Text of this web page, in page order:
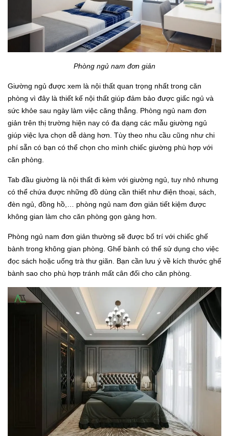
Phòng ngủ nam đơn giản
Giường ngủ được xem là nội thất quan trọng nhất trong căn
phòng vì đây là thiết kế nội thất giúp đảm bảo được giấc ngủ và
sức khỏe sau ngày làm việc căng thẳng. Phòng ngủ nam đơn
giản trên thị trường hiện nay có đa dạng các mẫu giường ngủ
giúp việc lựa chọn dễ dàng hơn. Tùy theo nhu cầu cũng như chi
phí sẵn có bạn có thể chọn cho mình chiếc giường phù hợp với
căn phòng.
Tab đầu giường là nội thất đi kèm với giường ngủ, tuy nhỏ nhưng
có thể chứa được những đồ dùng cần thiết như điện thoại, sách,
đèn ngủ, đồng hồ,… phòng ngủ nam đơn giản tiết kiệm được
không gian làm cho căn phòng gọn gàng hơn.
Phòng ngủ nam đơn giản thường sẽ được bố trí với chiếc ghế
bành trong không gian phòng. Ghế bành có thể sử dụng cho việc
đọc sách hoặc uống trà thư giãn. Bạn cần lưu ý về kích thước ghế
bành sao cho phù hợp tránh mất cân đối cho căn phòng.